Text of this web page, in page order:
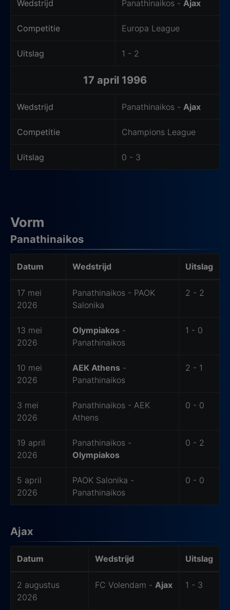
Wedstrijd Panathinaikos - Ajax
Competitie Europa League
Uitslag 1 - 2
17 april 1996
Wedstrijd Panathinaikos - Ajax
Competitie Champions League
Uitslag 0 - 3
Vorm
Panathinaikos
Datum Wedstrijd Uitslag
17 mei
2026
Panathinaikos - PAOK
Salonika
2 - 2
13 mei
2026
Olympiakos -
Panathinaikos
1 - 0
10 mei
2026
AEK Athens -
Panathinaikos
2 - 1
3 mei
2026
Panathinaikos - AEK
Athens
0 - 0
19 april
2026
Panathinaikos -
Olympiakos
0 - 2
5 april
2026
PAOK Salonika -
Panathinaikos
0 - 0
Ajax
Datum Wedstrijd Uitslag
2 augustus
2026
FC Volendam - Ajax 1 - 3